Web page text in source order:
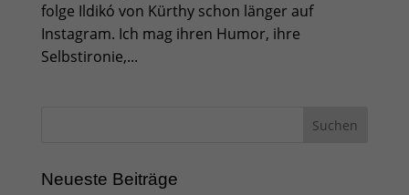
folge Ildikó von Kürthy schon länger auf
Instagram. Ich mag ihren Humor, ihre
Selbstironie,...
Neueste Beiträge